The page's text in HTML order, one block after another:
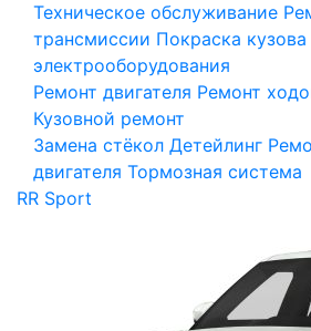
Техническое обслуживание
трансмиссии Покраска кузова
электрооборудования
Ремонт двигателя Ремонт
Кузовной ремонт
Замена стёкол Детейлинг
двигателя Тормозная система
RR Sport